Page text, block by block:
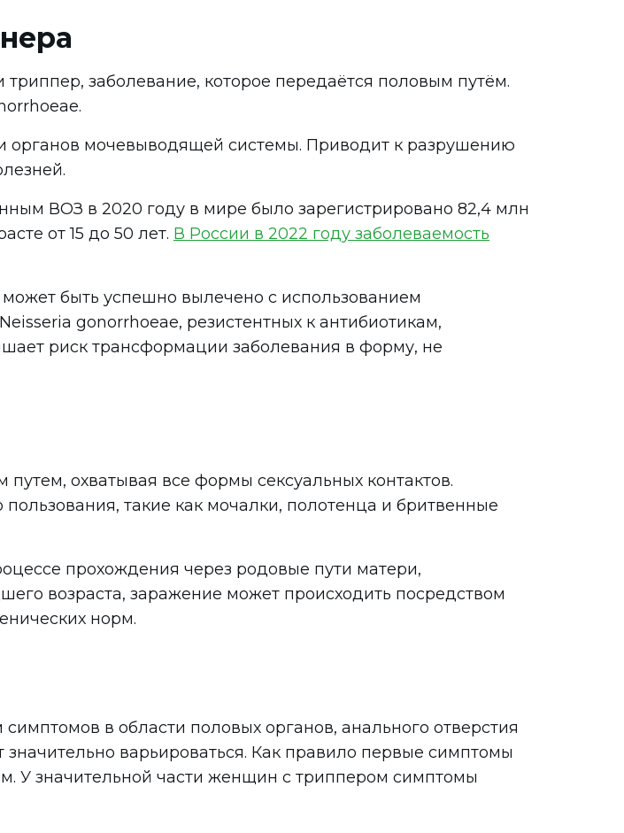
заболевание, которое передаётся половым путём.
органов мочевыводящей системы. Приводит к разрушению
ВОЗ в 2020 году в мире было зарегистрировано 82,4 млн
от 15 до 50 лет. В России в 2022 году заболеваемость
быть успешно вылечено с использованием
gonorrhoeae, резистентных к антибиотикам,
риск трансформации заболевания в форму, не
охватывая все формы сексуальных контактов.
такие как мочалки, полотенца и бритвенные
прохождения через родовые пути матери,
возраста, заражение может происходить посредством
норм.
в области половых органов, анального отверстия
варьироваться. Как правило первые симптомы
У значительной части женщин с триппером симптомы